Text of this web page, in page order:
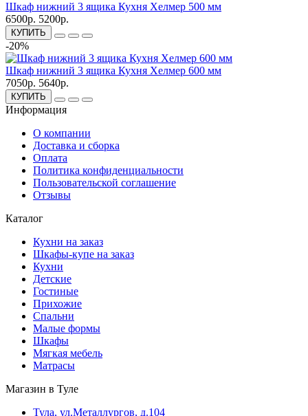
Шкаф нижний 3 ящика Кухня Хелмер 500 мм
6500р. 5200р.
КУПИТЬ
-20%
Шкаф нижний 3 ящика Кухня Хелмер 600 мм
7050р. 5640р.
КУПИТЬ
Информация
О компании
Доставка и сборка
Оплата
Политика конфиденциальности
Пользовательской соглашение
Отзывы
Каталог
Кухни на заказ
Шкафы-купе на заказ
Кухни
Детские
Гостиные
Прихожие
Спальни
Малые формы
Шкафы
Мягкая мебель
Матрасы
Магазин в Туле
Тула, ул.Металлургов, д.104